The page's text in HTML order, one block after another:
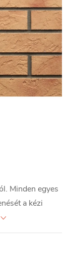
Minden egyes
a kézi